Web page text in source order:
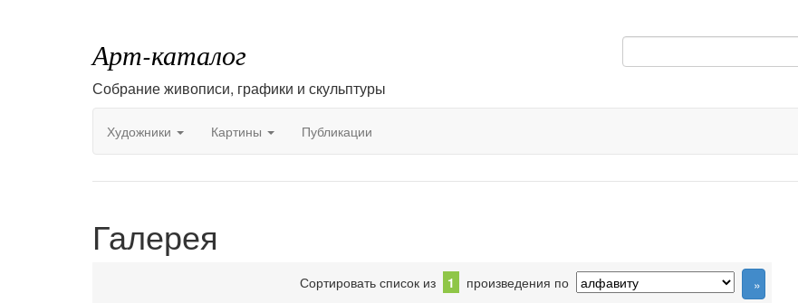
Арт-каталог
Собрание живописи, графики и скульптуры
Художники Картины Публикации
Галерея
Сортировать список из 1
произведения по